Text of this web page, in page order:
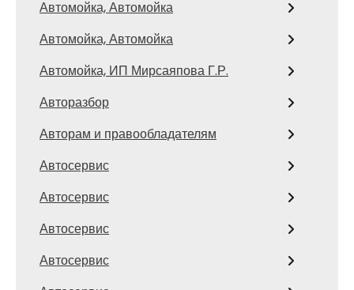
Автомойка, Автомойка
Автомойка, Автомойка
Автомойка, ИП Мирсаяпова Г.Р.
Авторазбор
Авторам и правообладателям
Автосервис
Автосервис
Автосервис
Автосервис